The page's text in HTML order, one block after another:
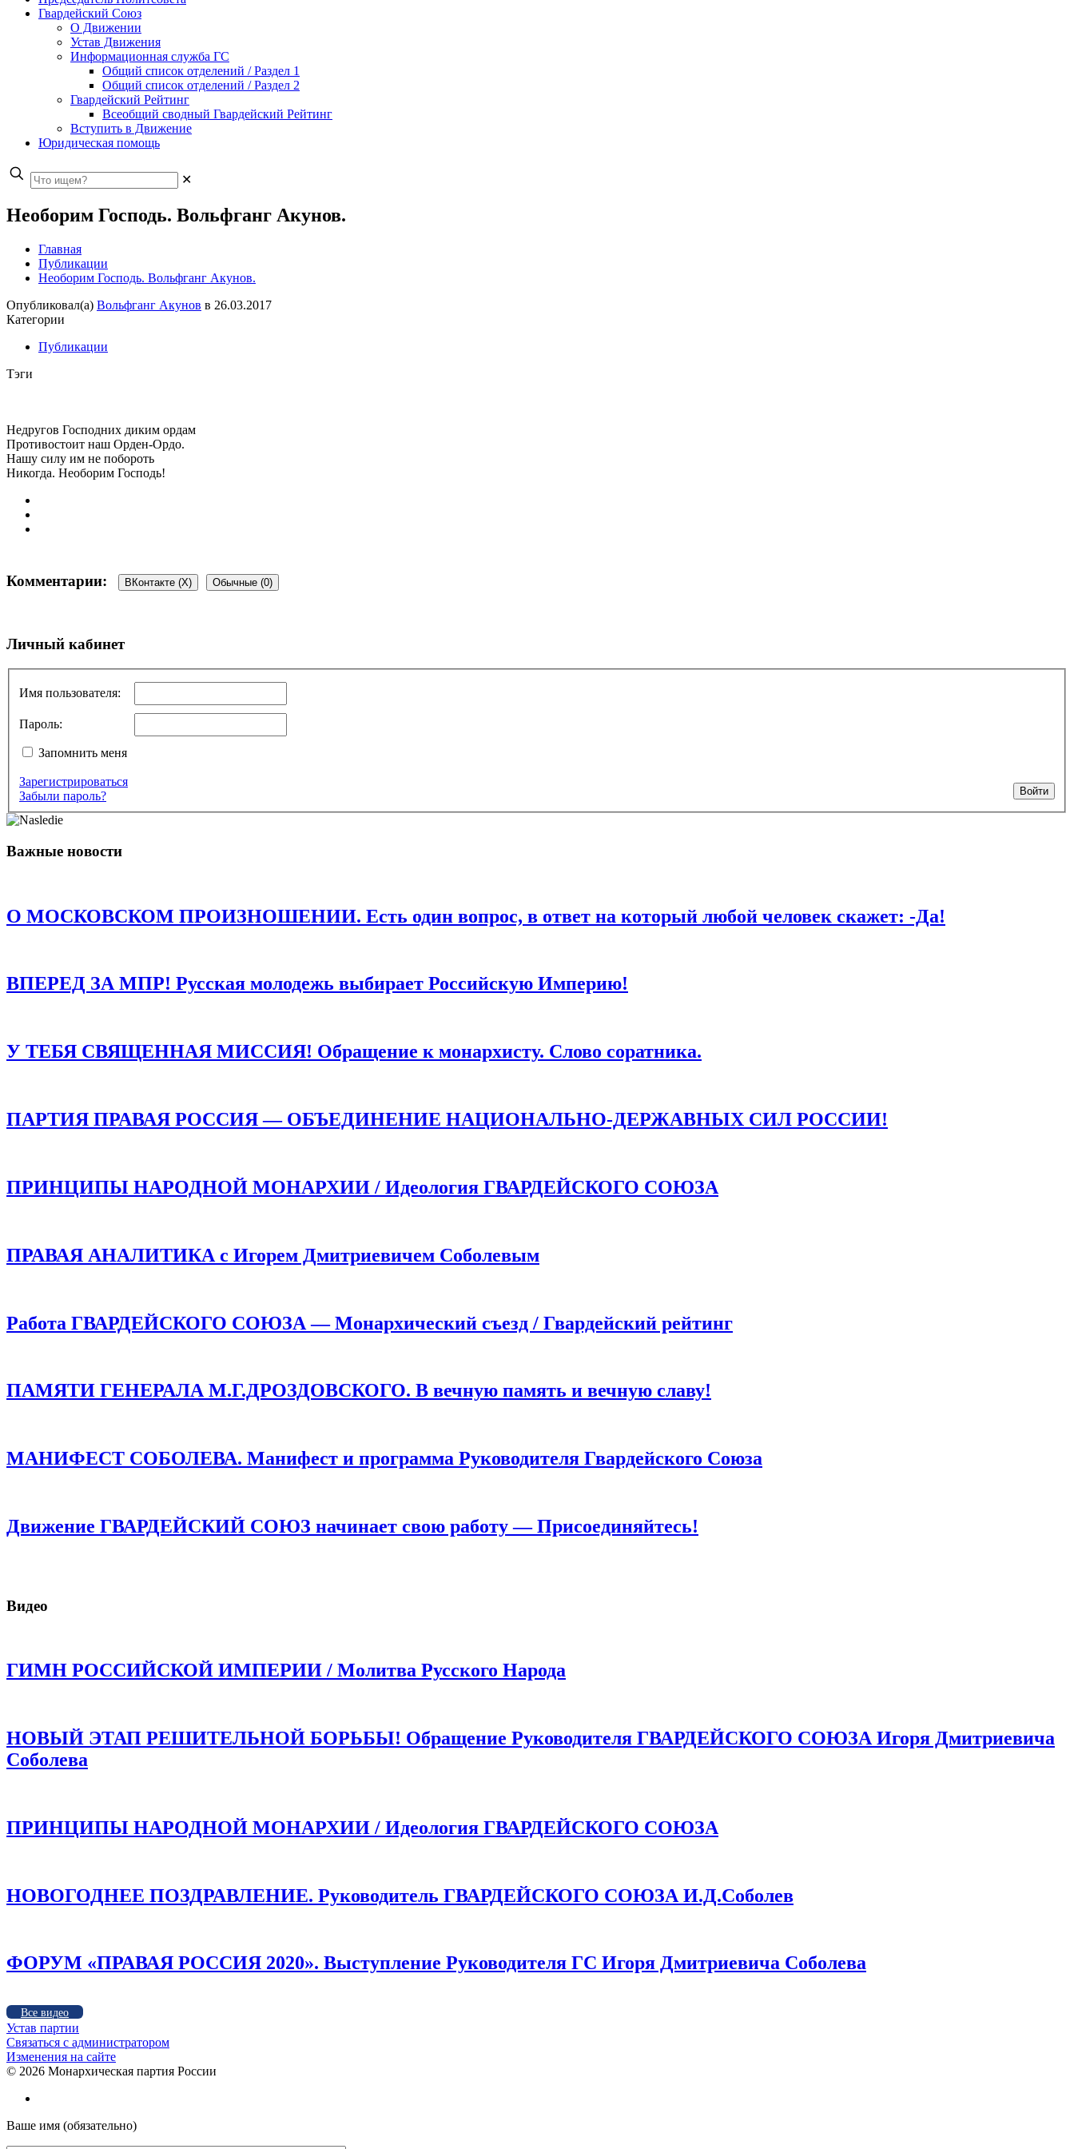
Гвардейский Союз
О Движении
Устав Движения
Информационная служба ГС
Общий список отделений / Раздел 1
Общий список отделений / Раздел 2
Гвардейский Рейтинг
Всеобщий сводный Гвардейский Рейтинг
Вступить в Движение
Юридическая помощь
✕
Необорим Господь. Вольфганг Акунов.
Главная
Публикации
Необорим Господь. Вольфганг Акунов.
Опубликовал(а) Вольфганг Акунов в 26.03.2017
Категории
Публикации
Тэги
Недругов Господних диким ордам
Противостоит наш Орден-Ордо.
Нашу силу им не побороть
Никогда. Необорим Господь!
Комментарии: ВКонтакте (X) Обычные (0)
Добавить комментарий
Комментарий*
Имя*
Email*
Сохранить моё имя, email и адрес сайта в этом браузере для последующих моих комментариев.
Личный кабинет
Имя пользователя:
Пароль:
Запомнить меня
Войти
Зарегистрироваться
Забыли пароль?
Важные новости
О МОСКОВСКОМ ПРОИЗНОШЕНИИ. Есть один вопрос, в ответ на который любой человек скажет: -Да!
ВПЕРЕД ЗА МПР! Русская молодежь выбирает Российскую Империю!
У ТЕБЯ СВЯЩЕННАЯ МИССИЯ! Обращение к монархисту. Слово соратника.
ПАРТИЯ ПРАВАЯ РОССИЯ — ОБЪЕДИНЕНИЕ НАЦИОНАЛЬНО-ДЕРЖАВНЫХ СИЛ РОССИИ!
ПРИНЦИПЫ НАРОДНОЙ МОНАРХИИ / Идеология ГВАРДЕЙСКОГО СОЮЗА
ПРАВАЯ АНАЛИТИКА с Игорем Дмитриевичем Соболевым
Работа ГВАРДЕЙСКОГО СОЮЗА — Монархический съезд / Гвардейский рейтинг
ПАМЯТИ ГЕНЕРАЛА М.Г.ДРОЗДОВСКОГО. В вечную память и вечную славу!
МАНИФЕСТ СОБОЛЕВА. Манифест и программа Руководителя Гвардейского Союза
Движение ГВАРДЕЙСКИЙ СОЮЗ начинает свою работу — Присоединяйтесь!
Видео
ГИМН РОССИЙСКОЙ ИМПЕРИИ / Молитва Русского Народа
НОВЫЙ ЭТАП РЕШИТЕЛЬНОЙ БОРЬБЫ! Обращение Руководителя ГВАРДЕЙСКОГО СОЮЗА Игоря Дмитриевича
Соболева
ПРИНЦИПЫ НАРОДНОЙ МОНАРХИИ / Идеология ГВАРДЕЙСКОГО СОЮЗА
НОВОГОДНЕЕ ПОЗДРАВЛЕНИЕ. Руководитель ГВАРДЕЙСКОГО СОЮЗА И.Д.Соболев
ФОРУМ «ПРАВАЯ РОССИЯ 2020». Выступление Руководителя ГС Игоря Дмитриевича Соболева
Все видео
Устав партии
Связаться с администратором
Изменения на сайте
© 2026 Монархическая партия России
Ваше имя (обязательно)